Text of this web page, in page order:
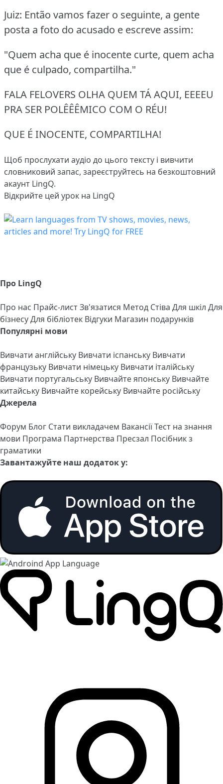
Juiz: Então vamos fazer o seguinte, a gente
posta a foto do acusado e escreve assim:
"Quem acha que é inocente curte, quem acha
que é culpado, compartilha."
FALA FELOVERS OLHA QUEM TÁ AQUI, EEEEU
PRA SER POLÊÊÊMICO COM O RÉU!
QUE É INOCENTE, COMPARTILHA!
Щоб прослухати аудіо до цього тексту і вивчити
словниковий запас, зареєструйтесь на безкоштовний
акаунт LingQ.
Відкрийте цей урок на LingQ
Про LingQ
Про нас Прайс-листЗв'язатися Метод Стіва Для шкіл Для
бізнесуДля бібліотек Відгуки Магазин подарунків
Популярні мови
Вивчати англійську Вивчати іспанську Вивчати
французьку Вивчати німецьку Вивчати італійську
Вивчати португальську Вивчайте японську Вивчайте
китайську Вивчайте корейську Вивчайте російську
Джерела
Форум Блог Стати викладачем ВакансіїТест на знання
мови Програма Партнерства Пресзал Посібник з
граматики
Завантажуйте наш додаток у: